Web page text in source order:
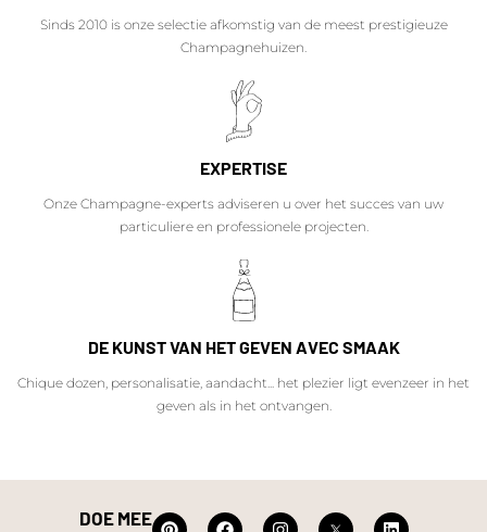
Sinds 2010 is onze selectie afkomstig van de meest prestigieuze
Champagnehuizen.
EXPERTISE
Onze Champagne-experts adviseren u over het succes van uw
particuliere en professionele projecten.
DE KUNST VAN HET GEVEN AVEC SMAAK
Chique dozen, personalisatie, aandacht... het plezier ligt evenzeer in het
geven als in het ontvangen.
DOE MEE